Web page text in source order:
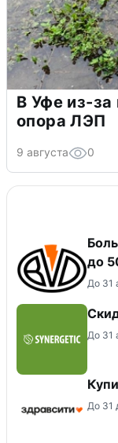
В Уфе из-за
опора ЛЭП
9 августа 0
до
До 31
До 31
До 31